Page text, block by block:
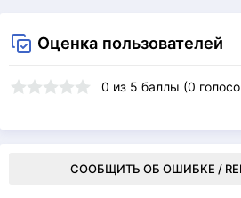
Оценка пользователей
0 из 5 баллы (0
СООБЩИТЬ ОБ ОШИБКЕ /